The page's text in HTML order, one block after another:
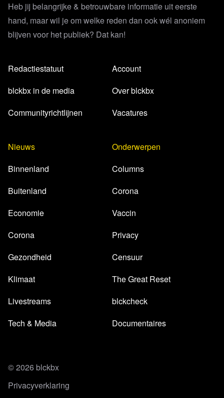
Heb jij belangrijke & betrouwbare informatie uit eerste
hand, maar wil je om welke reden dan ook wél anoniem
blijven voor het publiek? Dat kan!
Redactiestatuut
blckbx in de media
Communityrichtlijnen
Account
Over blckbx
Vacatures
Nieuws
Binnenland
Buitenland
Economie
Corona
Gezondheid
Klimaat
Livestreams
Tech & Media
Onderwerpen
Columns
Corona
Vaccin
Privacy
Censuur
The Great Reset
blckcheck
Documentaires
© 2026 blckbx
Privacyverklaring